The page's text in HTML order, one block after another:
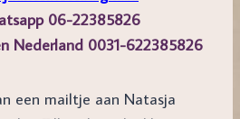
06-22385826
Nederland 0031-622385826
een mailtje aan Natasja